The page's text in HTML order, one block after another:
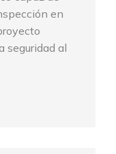
en
seguridad al